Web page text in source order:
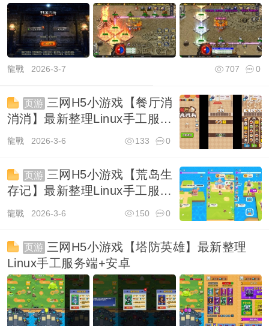
授权后
龍戰2026-3-7 0
707
页游 三网H5小游戏【餐厅消
消消】最新整理Linux手工服务
端+安卓
龍戰2026-3-6 0
133
页游 三网H5小游戏【荒岛生
存记】最新整理Linux手工服务
端+安卓
龍戰2026-3-6 0
150
页游 三网H5小游戏【塔防英雄】最新整理
Linux手工服务端+安卓